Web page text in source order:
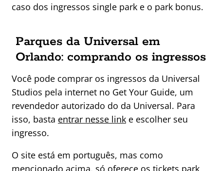
caso dos ingressos single park e o park bonus.
Parques da Universal em
Orlando: comprando os ingressos
Você pode comprar os ingressos da Universal
Studios pela internet no Get Your Guide, um
revendedor autorizado do da Universal. Para
isso, basta entrar nesse link e escolher seu
ingresso.
O site está em português, mas como